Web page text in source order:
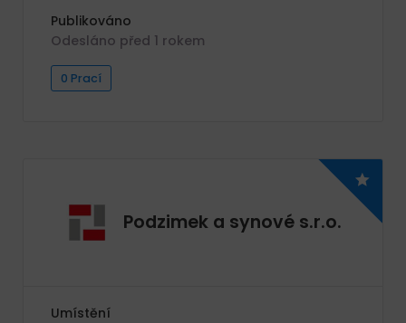
Publikováno
Odesláno před 1 rokem
0 Prací
Podzimek a synové s.r.o.
Umístění